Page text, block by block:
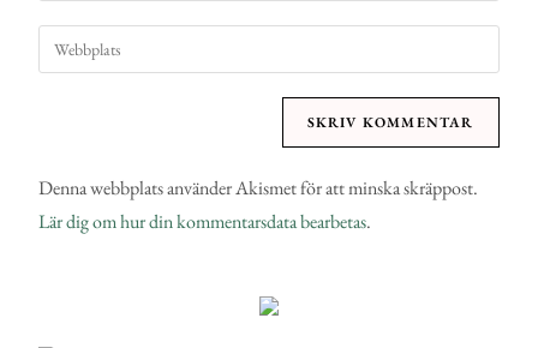
Denna webbplats använder Akismet för att minska skräppost.
Lär dig om hur din kommentarsdata bearbetas.